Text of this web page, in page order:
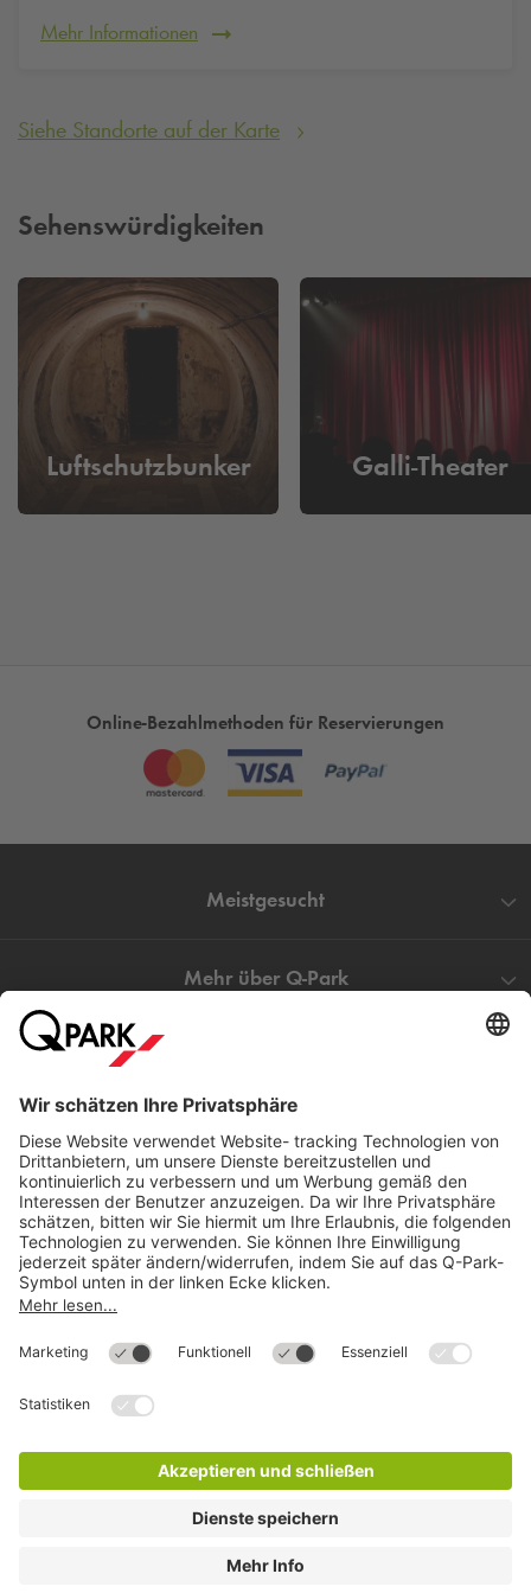
sich eine lange Parkplatzsuche zu ersparen.
Mehr Informationen
Siehe Standorte auf der Karte
Sehenswürdigkeiten
Luftschutzbunker Galli-Theater
Online-Bezahlmethoden für Reservierungen
Meistgesucht
Mehr über Q-Park
Direkt zum
Download
AGB
Datenschutzerklärung
Impressum